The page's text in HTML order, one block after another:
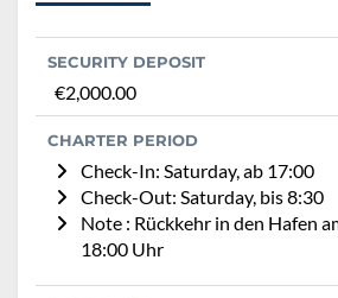
SECURITY DEPOSIT
€2,000.00
CHARTER PERIOD
Check-In: Saturday, ab 17:00
Check-Out: Saturday, bis 8:30
Note : Rückkehr in den Hafen
18:00 Uhr